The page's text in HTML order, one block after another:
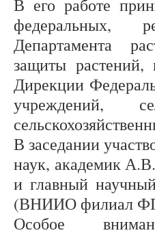
В его работе
федеральных,
Департамента
защиты растений,
Дирекции
учреждений,
В заседании
наук, академик
и главный
(ВНИИО филиал
Особое